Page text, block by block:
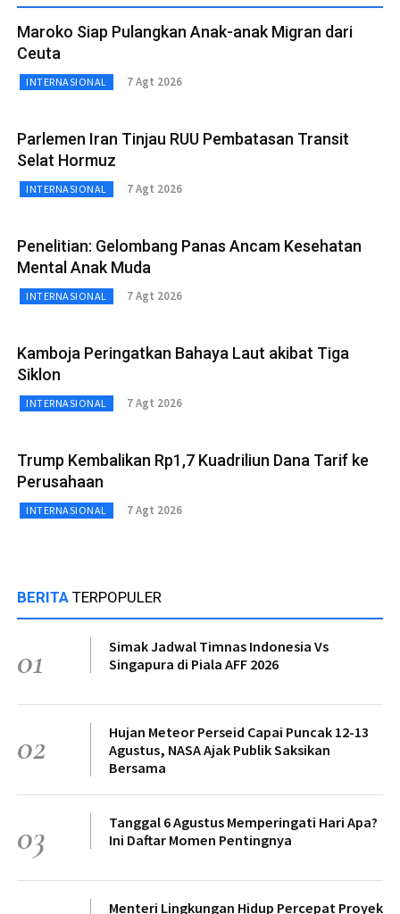
Maroko Siap Pulangkan Anak-anak Migran dari
Ceuta
INTERNASIONAL 7 Agt 2026
Parlemen Iran Tinjau RUU Pembatasan Transit
Selat Hormuz
INTERNASIONAL 7 Agt 2026
Penelitian: Gelombang Panas Ancam Kesehatan
Mental Anak Muda
INTERNASIONAL 7 Agt 2026
Kamboja Peringatkan Bahaya Laut akibat Tiga
Siklon
INTERNASIONAL 7 Agt 2026
Trump Kembalikan Rp1,7 Kuadriliun Dana Tarif ke
Perusahaan
INTERNASIONAL 7 Agt 2026
BERITA TERPOPULER
01
Simak Jadwal Timnas Indonesia Vs
Singapura di Piala AFF 2026
02
Hujan Meteor Perseid Capai Puncak 12-13
Agustus, NASA Ajak Publik Saksikan
Bersama
03
Tanggal 6 Agustus Memperingati Hari Apa?
Ini Daftar Momen Pentingnya
Menteri Lingkungan Hidup Percepat Proyek